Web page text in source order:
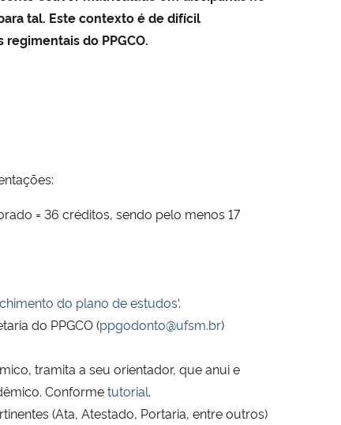
tal. Este contexto é de difícil
do PPGCO.
= 36 créditos, sendo pelo menos 17
do plano de estudos‘.
do PPGCO (ppgodonto@ufsm.br)
tramita a seu orientador, que anui e
Conformetutorial.
(Ata, Atestado, Portaria, entre outros)